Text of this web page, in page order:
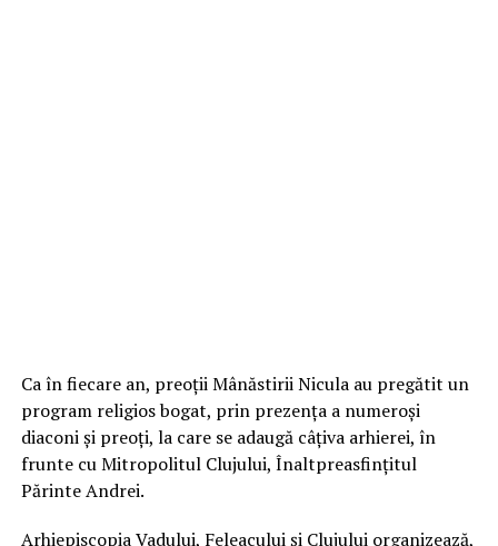
Ca în fiecare an, preoții Mânăstirii Nicula au pregătit un
program religios bogat, prin prezența a numeroși
diaconi și preoți, la care se adaugă câțiva arhierei, în
frunte cu Mitropolitul Clujului, Înaltpreasfințitul
Părinte Andrei.
Arhiepiscopia Vadului, Feleacului și Clujului organizează,